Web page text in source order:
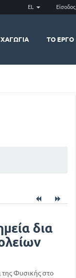
EL Είσοδος
ΤΟ ΈΡΓΟ
δια
Φυσικής στο